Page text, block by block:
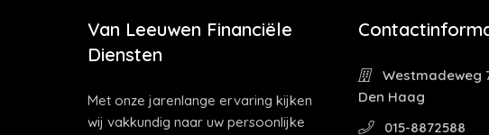
Van Leeuwen Financiële
Diensten
Met onze jarenlange ervaring kijken
wij vakkundig naar uw persoonlijke
Westmadeweg
Den Haag
015-8872588